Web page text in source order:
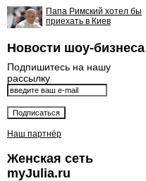
Папа Римский хотел бы
приехать в Киев
Новости шоу-бизнеса
Подпишитесь на нашу
рассылку
Наш партнёр
Женская сеть
myJulia.ru